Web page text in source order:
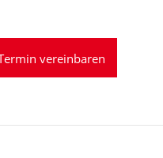
vereinbaren